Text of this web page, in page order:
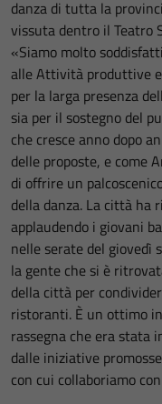
danza di tutta la
vissuta dentro il Teatro
«Siamo molto
alle Attività produttive
per la larga presenza
sia per il sostegno del
che cresce anno dopo
delle proposte, e come
di offrire un
della danza. La città ha
applaudendo i giovani
nelle serate del giovedì
la gente che si è
della città per
ristoranti. È un ottimo
rassegna che era stata
dalle iniziative
con cui collaboriamo